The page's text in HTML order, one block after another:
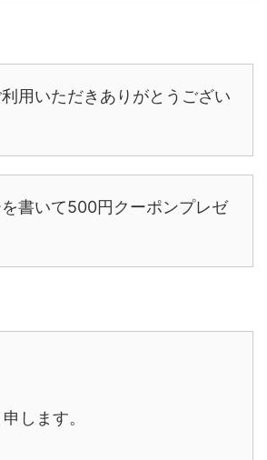
用いただきありがとうござい
書いて500円クーポンプレゼ
ます。